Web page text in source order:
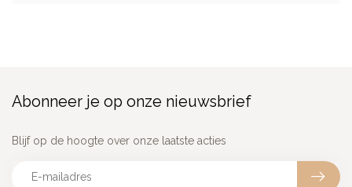
Abonneer je op onze nieuwsbrief
Blijf op de hoogte over onze laatste acties